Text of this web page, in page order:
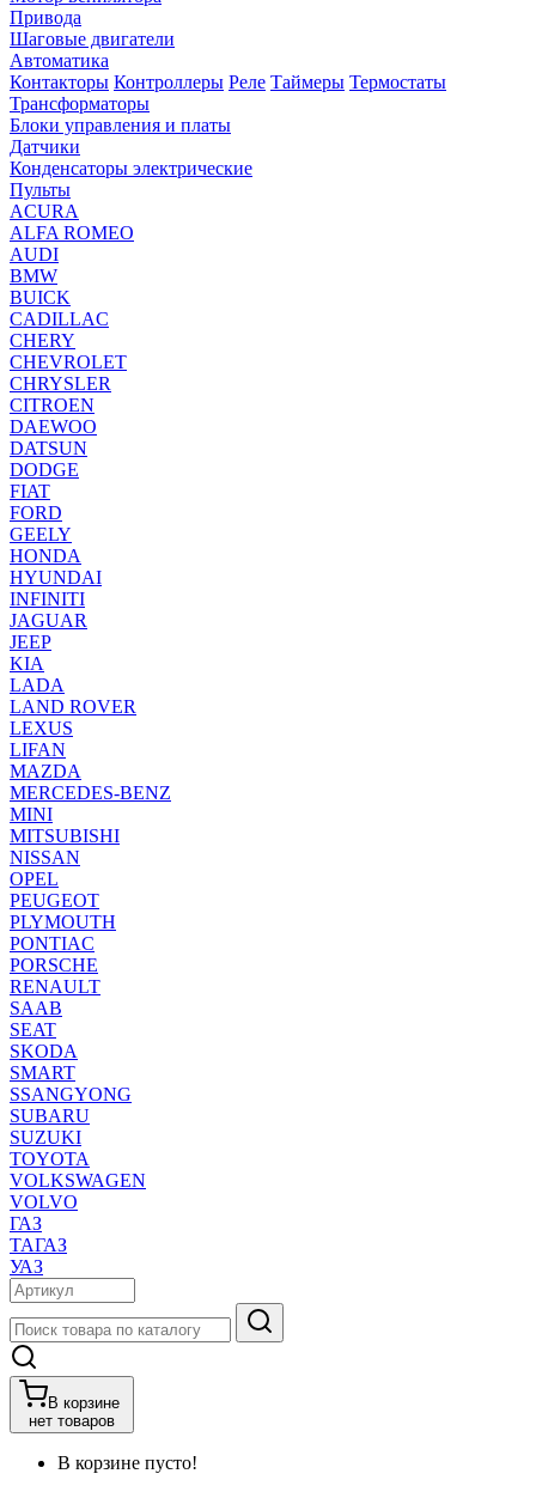
Привода
Шаговые двигатели
Автоматика
Контакторы Контроллеры Реле Таймеры Термостаты
Трансформаторы
Блоки управления и платы
Датчики
Конденсаторы электрические
Пульты
ACURA
ALFA ROMEO
AUDI
BMW
BUICK
CADILLAC
CHERY
CHEVROLET
CHRYSLER
CITROEN
DAEWOO
DATSUN
DODGE
FIAT
FORD
GEELY
HONDA
HYUNDAI
INFINITI
JAGUAR
JEEP
KIA
LADA
LAND ROVER
LEXUS
LIFAN
MAZDA
MERCEDES-BENZ
MINI
MITSUBISHI
NISSAN
OPEL
PEUGEOT
PLYMOUTH
PONTIAC
PORSCHE
RENAULT
SAAB
SEAT
SKODA
SMART
SSANGYONG
SUBARU
SUZUKI
TOYOTA
VOLKSWAGEN
VOLVO
ГАЗ
ТАГАЗ
УАЗ
В корзине
нет товаров
В корзине пусто!